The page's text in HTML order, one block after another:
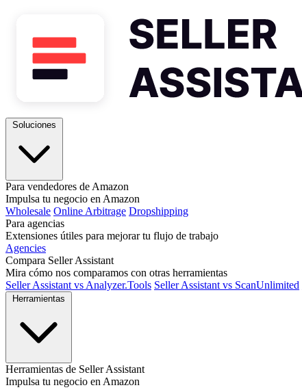
Para vendedores de Amazon
Impulsa tu negocio en Amazon
Wholesale Online Arbitrage Dropshipping
Para agencias
Extensiones útiles para mejorar tu flujo de trabajo
Agencies
Compara Seller Assistant
Mira cómo nos comparamos con otras herramientas
Seller Assistant vs Analyzer.Tools Seller Assistant vs ScanUnlimited
Herramientas de Seller Assistant
Impulsa tu negocio en Amazon